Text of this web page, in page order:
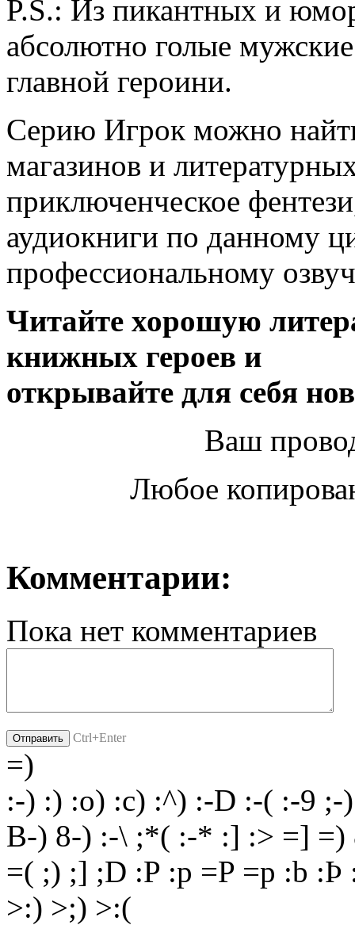
P.S.: Из пикантных и
абсолютно голые
главной героини.
Серию Игрок можно
магазинов и
приключенческое
аудиокниги по данному
профессиональному
Читайте хорошую
книжных героев и
открывайте для себя
Ваш
Любое
Комментарии:
Пока нет комментариев
Ctrl+Enter
=)
:-) :) :o) :c) :^) :-D :-( :-9 ;-)
B-) 8-) :-\ ;*( :-* :] :> =] =)
=( ;) ;] ;D :P :p =P =p :b :Þ
>:) >;) >:(